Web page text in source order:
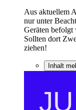
Aus aktuellem
nur unter
Geräten befolgt
Sollten dort
ziehen!
Inhalt